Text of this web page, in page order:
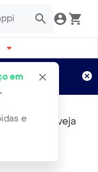
em
.
e
Aplicam T&C